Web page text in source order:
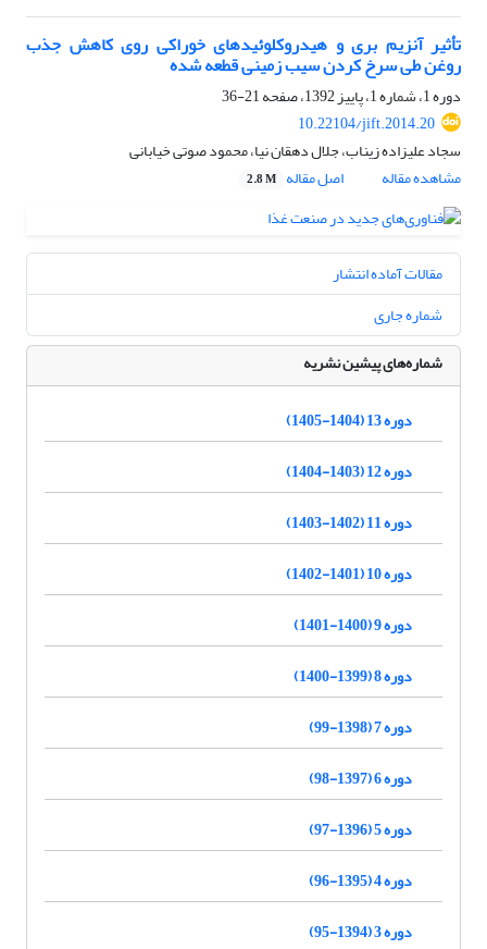
تأثیر آنزیم بری و هیدروکلوئیدهای خوراکی روی کاهش جذب
روغن طی سرخ کردن سیب زمینی قطعه شده
دوره 1، شماره 1، پاییز 1392، صفحه
21-36
10.22104/jift.2014.20
سجاد علیزاده زیناب، جلال دهقان نیا، محمود صوتی خیابانی
مشاهده مقاله
اصل مقاله 2.8 M
مقالات آماده انتشار
شماره جاری
شماره‌های پیشین نشریه
دوره 13 (1404-1405)
دوره 12 (1403-1404)
دوره 11 (1402-1403)
دوره 10 (1401-1402)
دوره 9 (1400-1401)
دوره 8 (1399-1400)
دوره 7 (1398-99)
دوره 6 (1397-98)
دوره 5 (1396-97)
دوره 4 (1395-96)
دوره 3 (1394-95)